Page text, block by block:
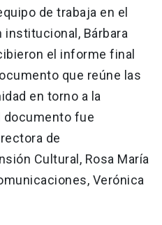
de trabaja en el
Bárbara
el informe final
que reúne las
en torno a la
documento fue
de
Cultural, Rosa María
Verónica